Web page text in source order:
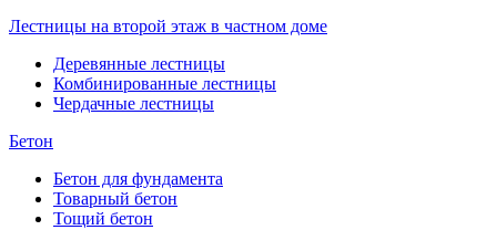
Лестницы на второй этаж в частном доме
Деревянные лестницы
Комбинированные лестницы
Чердачные лестницы
Бетон
Бетон для фундамента
Товарный бетон
Тощий бетон